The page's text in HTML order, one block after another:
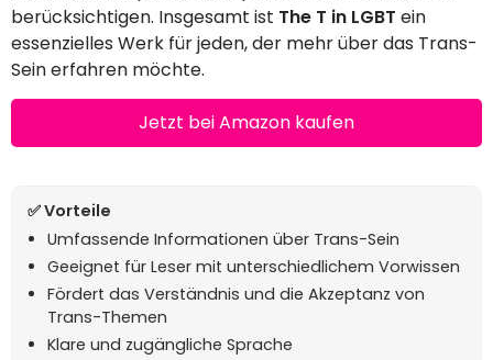
berücksichtigen. Insgesamt ist The T in LGBT ein
essenzielles Werk für jeden, der mehr über das Trans-
Sein erfahren möchte.
Jetzt bei Amazon kaufen
Umfassende Informationen über Trans-Sein
Geeignet für Leser mit unterschiedlichem Vorwissen
Fördert das Verständnis und die Akzeptanz von
Trans-Themen
Klare und zugängliche Sprache